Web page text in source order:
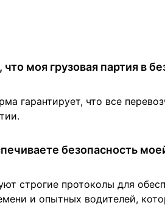
что моя грузовая партия в
гарантирует, что все
безопасность
строгие протоколы для
и опытных водителей,